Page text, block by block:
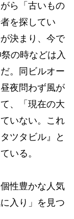
ら「古いもの
を探してい
決まり、今で
の時などは入
。同ビルオー
夜問わず風が
、「現在の大
いない。これ
ツタビル』と
いる。
性豊かな人気
入り」を見つ